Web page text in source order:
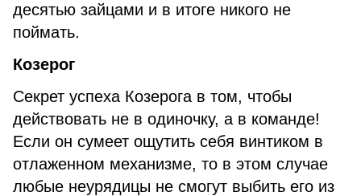
десятью зайцами и в итоге никого не
поймать.
Козерог
Секрет успеха Козерога в том, чтобы
действовать не в одиночку, а в команде!
Если он сумеет ощутить себя винтиком в
отлаженном механизме, то в этом случае
любые неурядицы не смогут выбить его из